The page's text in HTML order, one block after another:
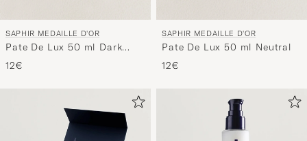
SAPHIR MEDAILLE D'OR
Pate De Lux 50 ml Dark
Brown
12€
SAPHIR MEDAILLE D'OR
Pate De Lux 50 ml Neutral
12€